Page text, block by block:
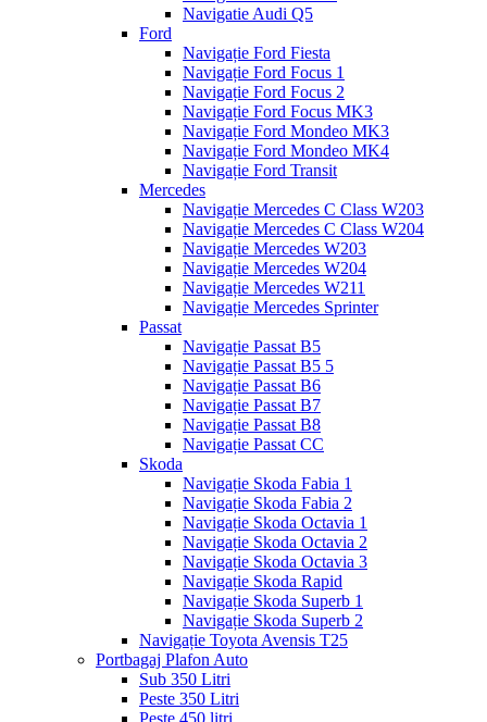
Navigatie Audi Q5
Ford
Navigație Ford Fiesta
Navigație Ford Focus 1
Navigație Ford Focus 2
Navigație Ford Focus MK3
Navigație Ford Mondeo MK3
Navigație Ford Mondeo MK4
Navigație Ford Transit
Mercedes
Navigație Mercedes C Class W203
Navigație Mercedes C Class W204
Navigație Mercedes W203
Navigație Mercedes W204
Navigație Mercedes W211
Navigație Mercedes Sprinter
Passat
Navigație Passat B5
Navigație Passat B5 5
Navigație Passat B6
Navigație Passat B7
Navigație Passat B8
Navigație Passat CC
Skoda
Navigație Skoda Fabia 1
Navigație Skoda Fabia 2
Navigație Skoda Octavia 1
Navigație Skoda Octavia 2
Navigație Skoda Octavia 3
Navigație Skoda Rapid
Navigație Skoda Superb 1
Navigație Skoda Superb 2
Navigație Toyota Avensis T25
Portbagaj Plafon Auto
Sub 350 Litri
Peste 350 Litri
Peste 450 litri